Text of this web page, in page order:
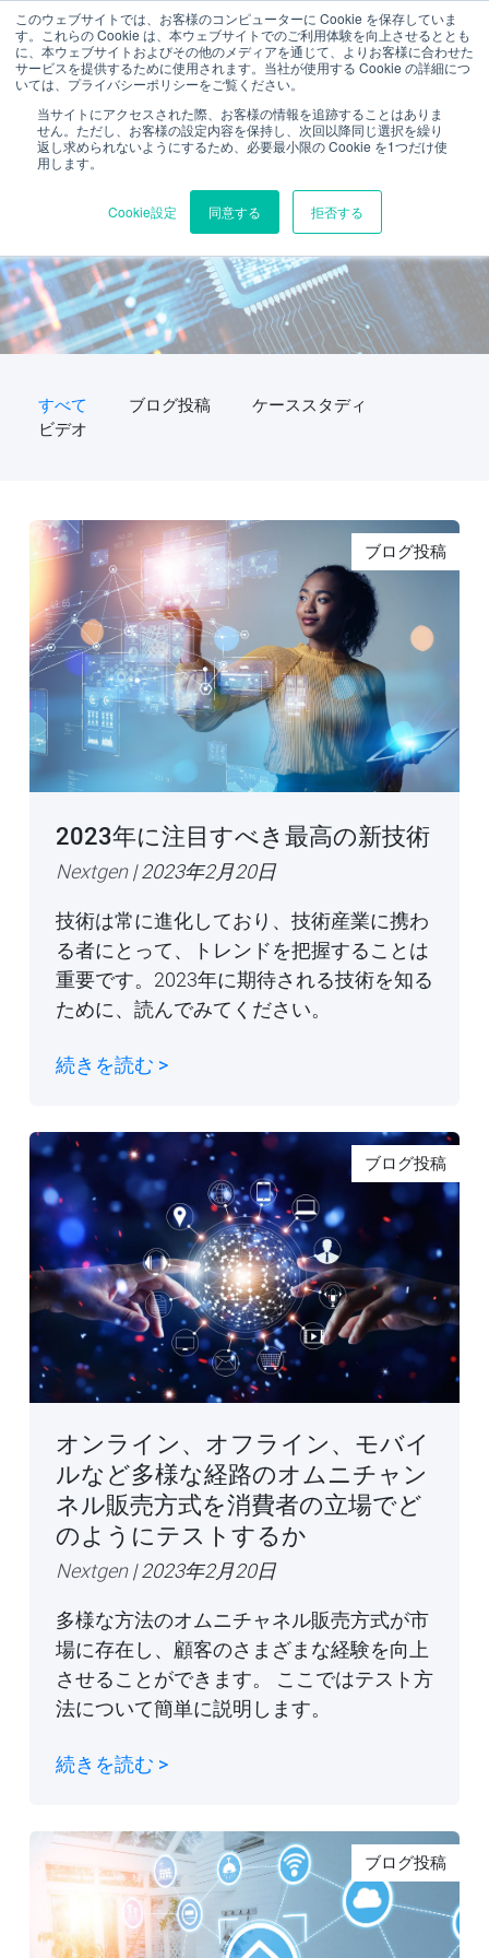
このウェブサイトでは、お客様のコンピューターに Cookie を保存していま
す。これらの Cookie は、本ウェブサイトでのご利用体験を向上させるととも
に、本ウェブサイトおよびその他のメディアを通じて、よりお客様に合わせた
サービスを提供するために使用されます。当社が使用する Cookie の詳細につ
いては、プライバシーポリシーをご覧ください。
当サイトにアクセスされた際、お客様の情報を追跡することはありま
せん。ただし、お客様の設定内容を保持し、次回以降同じ選択を繰り
返し求められないようにするため、必要最小限の Cookie を1つだけ使
用します。
Cookie設定 同意する 拒否する
自動化された相互運用性テストリ
ソース (4)
すべて ブログ投稿
ケーススタディ
ビデオ
ブログ投稿
2023年に注目すべき最高の新技術
Nextgen| 2023年2月20日
技術は常に進化しており、技術産業に携わ
る者にとって、トレンドを把握することは
重要です。2023年に期待される技術を知る
ために、読んでみてください。
続きを読む >
ブログ投稿
オンライン、オフライン、モバイ
ルなど多様な経路のオムニチャン
ネル販売方式を消費者の立場でど
のようにテストするか
Nextgen| 2023年2月20日
多様な方法のオムニチャネル販売方式が市
場に存在し、顧客のさまざまな経験を向上
させることができます。 ここではテスト方
法について簡単に説明します。
続きを読む >
ブログ投稿